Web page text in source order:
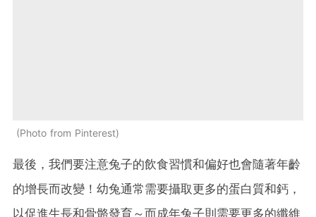
Photo from Pinterest
最後，我們要注意兔子的飲食習慣和偏好也會隨著年齡
的增長而改變！幼兔通常需要攝取更多的蛋白質和鈣，
以促進生長和骨骼發育～而成年兔子則需要更多的纖維